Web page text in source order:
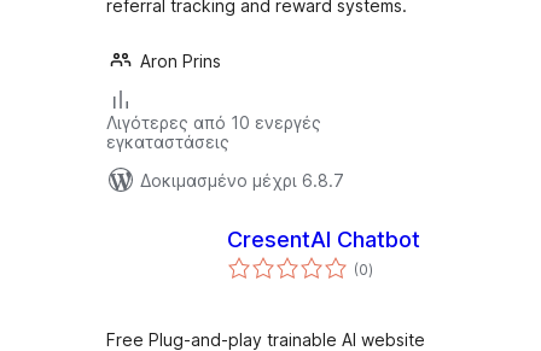
referral tracking and reward systems.
Aron Prins
Λιγότερες από 10 ενεργές
εγκαταστάσεις
Δοκιμασμένο μέχρι 6.8.7
CresentAI Chatbot
(0αξιολογήσεις
σύνολο
)
Free Plug-and-play trainable AI website